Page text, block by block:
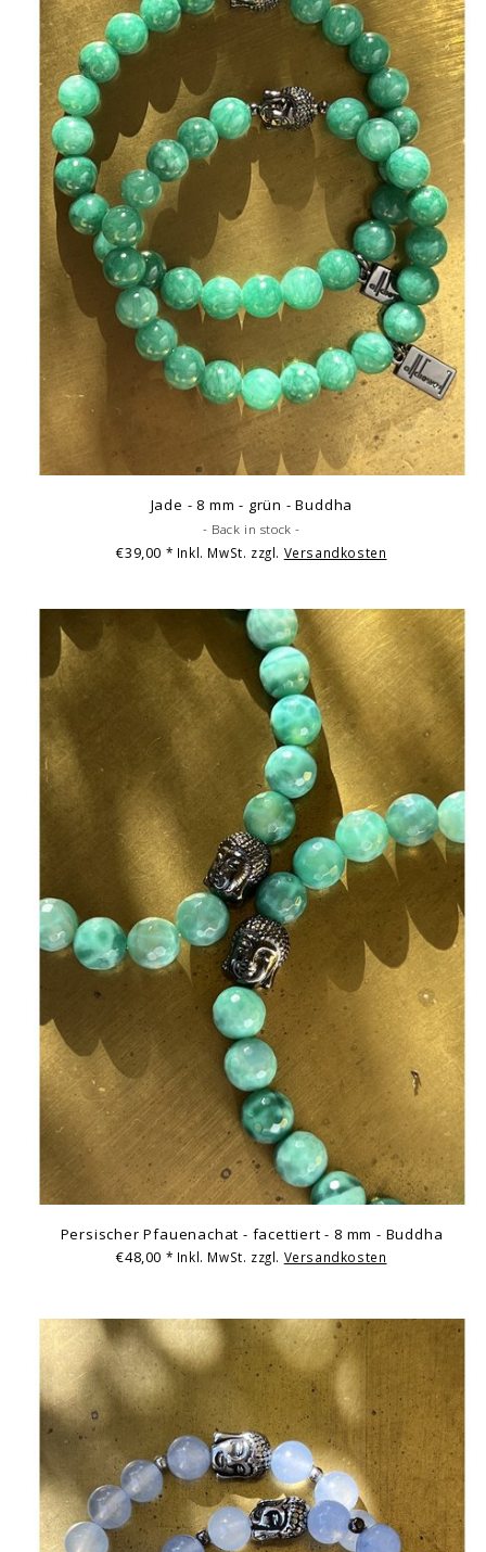
Jade - 8 mm - grün - Buddha
- Back in stock -
€39,00 * Inkl. MwSt. zzgl. Versandkosten
Persischer Pfauenachat - facettiert - 8 mm - Buddha
€48,00 * Inkl. MwSt. zzgl. Versandkosten